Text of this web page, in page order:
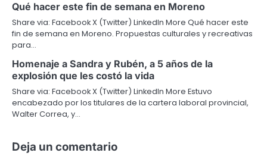
Qué hacer este fin de semana en Moreno
Share via: Facebook X (Twitter) LinkedIn More Qué hacer este
fin de semana en Moreno. Propuestas culturales y recreativas
para…
Homenaje a Sandra y Rubén, a 5 años de la
explosión que les costó la vida
Share via: Facebook X (Twitter) LinkedIn More Estuvo
encabezado por los titulares de la cartera laboral provincial,
Walter Correa, y…
Deja un comentario